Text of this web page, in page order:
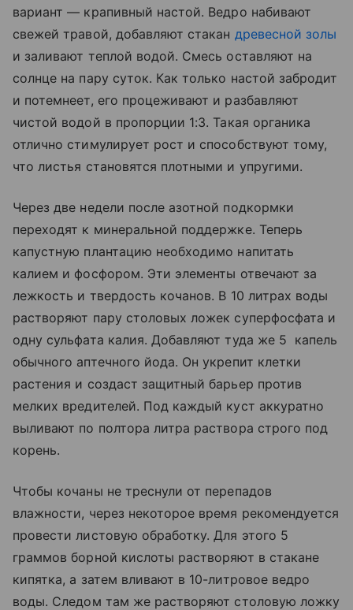
вариант — крапивный настой. Ведро набивают
свежей травой, добавляют стакан древесной золы
и заливают теплой водой. Смесь оставляют на
солнце на пару суток. Как только настой забродит
и потемнеет, его процеживают и разбавляют
чистой водой в пропорции 1:3. Такая органика
отлично стимулирует рост и способствуют тому,
что листья становятся плотными и упругими.
Через две недели после азотной подкормки
переходят к минеральной поддержке. Теперь
капустную плантацию необходимо напитать
калием и фосфором. Эти элементы отвечают за
лежкость и твердость кочанов. В 10 литрах воды
растворяют пару столовых ложек суперфосфата и
одну сульфата калия. Добавляют туда же 5 капель
обычного аптечного йода. Он укрепит клетки
растения и создаст защитный барьер против
мелких вредителей. Под каждый куст аккуратно
выливают по полтора литра раствора строго под
корень.
Чтобы кочаны не треснули от перепадов
влажности, через некоторое время рекомендуется
провести листовую обработку. Для этого 5
граммов борной кислоты растворяют в стакане
кипятка, а затем вливают в 10-литровое ведро
воды. Следом там же растворяют столовую ложку